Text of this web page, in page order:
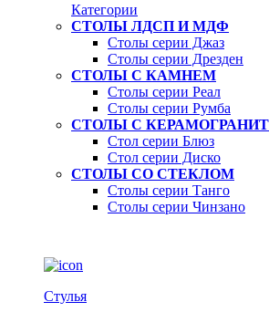
Категории
СТОЛЫ ЛДСП И МДФ
Столы серии Джаз
Столы серии Дрезден
СТОЛЫ С КАМНЕМ
Столы серии Реал
Столы серии Румба
СТОЛЫ С
Стол серии Блюз
Стол серии Диско
СТОЛЫ СО СТЕКЛОМ
Столы серии Танго
Столы серии Чинзано
Стулья